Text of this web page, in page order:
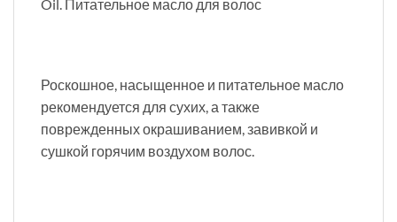
Oil. Питательное масло для волос
Роскошное, насыщенное и питательное масло
рекомендуется для сухих, а также
поврежденных окрашиванием, завивкой и
сушкой горячим воздухом волос.